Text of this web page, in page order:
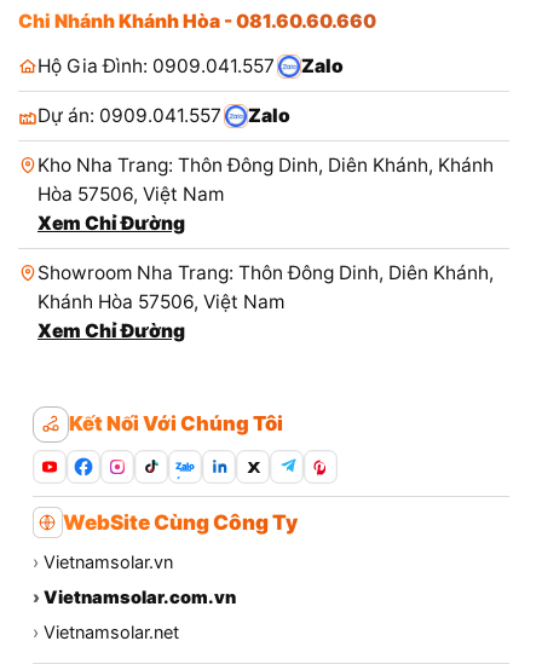
Chi Nhánh Khánh Hòa - 081.60.60.660
Hộ Gia Đình: 0909.041.557
Zalo
Dự án: 0909.041.557 Zalo
Kho Nha Trang: Thôn Đông Dinh, Diên Khánh, Khánh
Hòa 57506, Việt Nam
Xem Chỉ Đường
Showroom Nha Trang: Thôn Đông Dinh, Diên Khánh,
Khánh Hòa 57506, Việt Nam
Xem Chỉ Đường
Kết Nối Với Chúng Tôi
Zalo
WebSite Cùng Công Ty
› Vietnamsolar.vn
› Vietnamsolar.com.vn
› Vietnamsolar.net